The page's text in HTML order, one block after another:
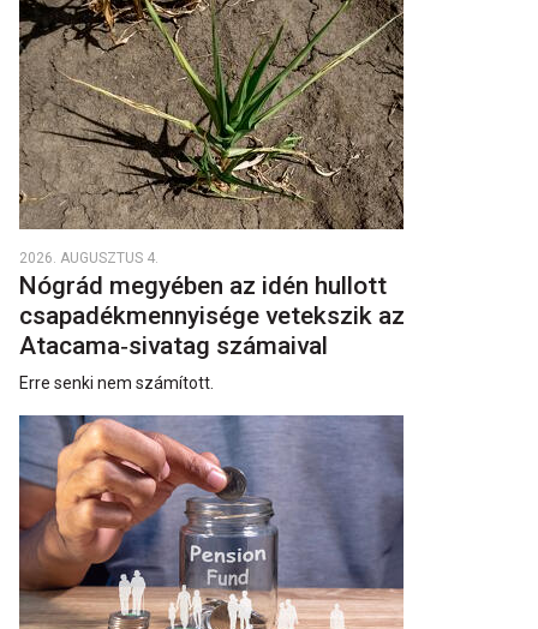
2026. AUGUSZTUS 4.
Nógrád megyében az idén hullott
csapadékmennyisége vetekszik az
Atacama‑sivatag számaival
Erre senki nem számított.